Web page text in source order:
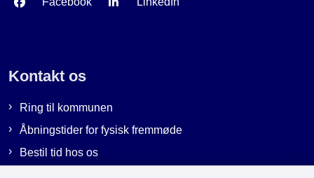
Kontakt os
Ring til kommunen
Åbningstider for fysisk fremmøde
Bestil tid hos os